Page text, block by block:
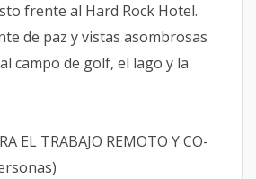
frente al Hard Rock Hotel.
de paz y vistas asombrosas
campo de golf, el lago y la
EL TRABAJO REMOTO Y CO-